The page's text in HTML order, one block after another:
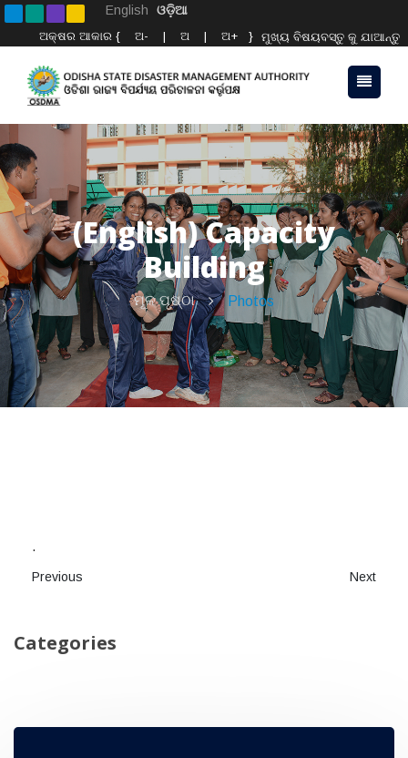
English ଓଡ଼ିଆ
ମୁଖ୍ୟ ବିଷୟବସ୍ତୁ କୁ ଯାଆନ୍ତୁ
ଅକ୍ଷର ଆକାର { ଅ- | ଅ | ଅ+ }
(English) Capacity
Building
ମୂଳ ପୃଷ୍ଠା Photos
.
Next
Previous
Categories